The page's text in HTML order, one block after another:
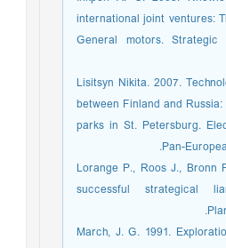
international joint ventures:
General motors. Strategic
26. Lisitsyn Nikita. 2007.
between Finland and
parks in St. Petersburg.
Pan-
27. Lorange P., Roos J.,
successful strategical
28. March, J. G. 1991.